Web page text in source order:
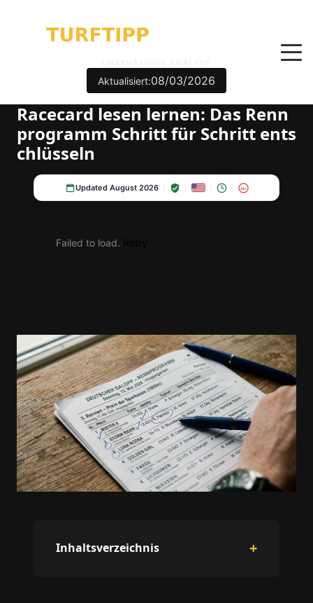
Aktualisiert:08/03/2026
Racecard lesen lernen: Das Renn
programm Schritt für Schritt ents
chlüsseln
Updated August 2026 18+
Failed to load.
Inhaltsverzeichnis